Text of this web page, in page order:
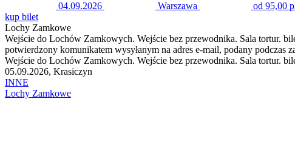
04.09.2026 Warszawa
od 95,00
kup bilet
Lochy Zamkowe
Wejście do Lochów Zamkowych. Wejście bez przewodnika. Sala tortur.
potwierdzony komunikatem wysyłanym na adres e-mail, podany podczas
Wejście do Lochów Zamkowych. Wejście bez przewodnika. Sala tortur.
05.09.2026, Krasiczyn
INNE
Lochy Zamkowe